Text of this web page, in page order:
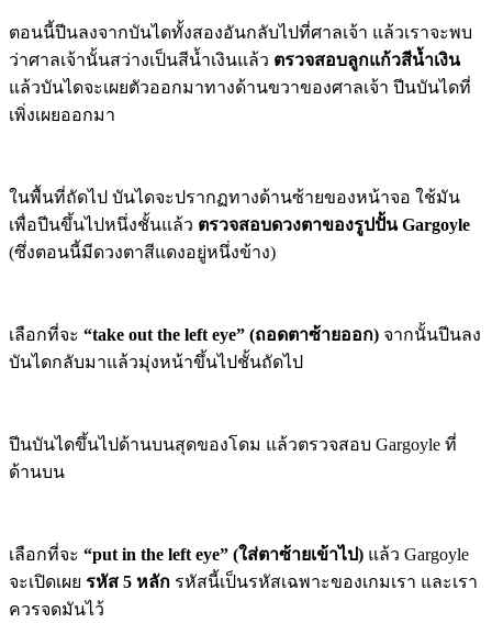
ตอนนี้ปีนลงจากบันไดทั้งสองอันกลับไปที่ศาลเจ้า แล้วเราจะพบ
ว่าศาลเจ้านั้นสว่างเป็นสีน้ำเงินแล้ว ตรวจสอบลูกแก้วสีน้ำเงิน
แล้วบันไดจะเผยตัวออกมาทางด้านขวาของศาลเจ้า ปีนบันไดที่
เพิ่งเผยออกมา
ในพื้นที่ถัดไป บันไดจะปรากฏทางด้านซ้ายของหน้าจอ ใช้มัน
เพื่อปีนขึ้นไปหนึ่งชั้นแล้ว ตรวจสอบดวงตาของรูปปั้น Gargoyle
(ซึ่งตอนนี้มีดวงตาสีแดงอยู่หนึ่งข้าง)
เลือกที่จะ “take out the left eye” (ถอดตาซ้ายออก) จากนั้นปีนลง
บันไดกลับมาแล้วมุ่งหน้าขึ้นไปชั้นถัดไป
ปีนบันไดขึ้นไปด้านบนสุดของโดม แล้วตรวจสอบ Gargoyle ที่
ด้านบน
เลือกที่จะ “put in the left eye” (ใส่ตาซ้ายเข้าไป) แล้ว Gargoyle
จะเปิดเผย รหัส 5 หลัก รหัสนี้เป็นรหัสเฉพาะของเกมเรา และเรา
ควรจดมันไว้